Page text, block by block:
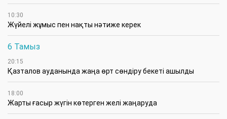
10:30
Жүйелі жұмыс пен нақты нәтиже керек
6 Тамыз
20:15
Қазталов ауданында жаңа өрт сөндіру бекеті ашылды
18:00
Жарты ғасыр жүгін көтерген желі жаңаруда